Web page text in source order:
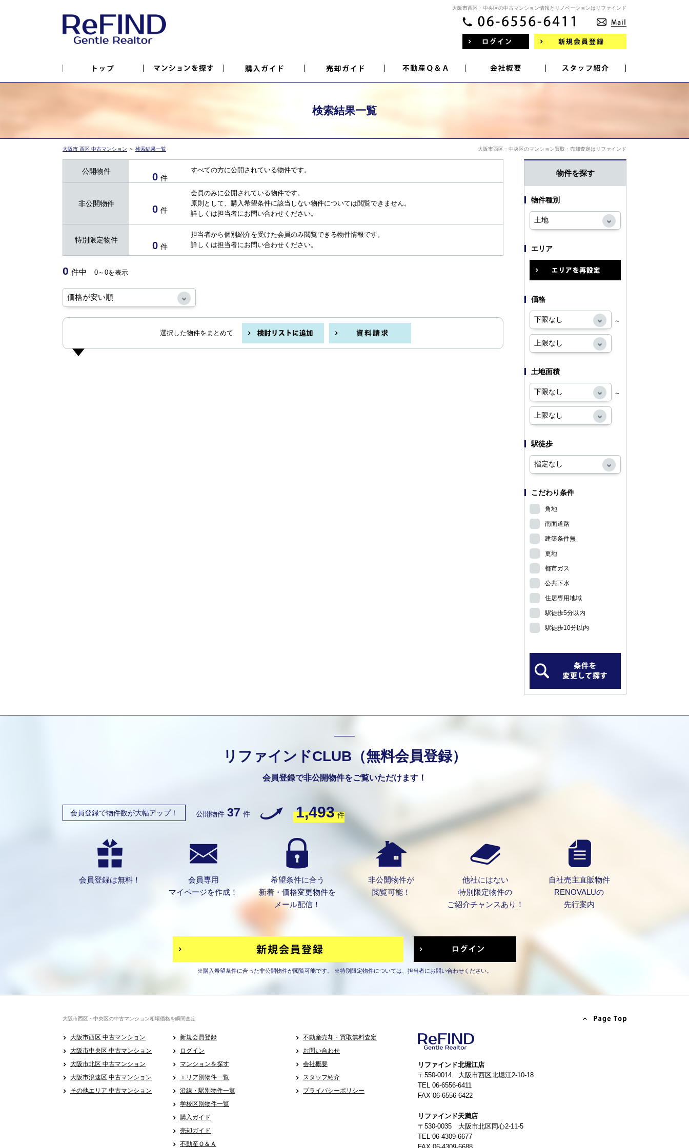
大阪市西区・中央区の中古マンション情報とリノベーションはリファインド
検索結果一覧
大阪市 西区 中古マンション ＞ 検索結果一覧 大阪市西区・中央区のマンション買取・売却査定はリファインド
公開物件 0 件
すべての方に公開されている物件です。
非公開物件 0 件
会員のみに公開されている物件です。
原則として、購入希望条件に該当しない物件については閲覧できません。
詳しくは担当者にお問い合わせください。
特別限定物件 0 件
担当者から個別紹介を受けた会員のみ閲覧できる物件情報です。
詳しくは担当者にお問い合わせください。
0 件中 0～0を表示
選択した物件をまとめて
物件を探す
物件種別
エリア
価格
～
土地面積
～
駅徒歩
こだわり条件
角地
南面道路
建築条件無
更地
都市ガス
公共下水
住居専用地域
駅徒歩5分以内
駅徒歩10分以内
リファインドCLUB（無料会員登録）
会員登録で非公開物件をご覧いただけます！
会員登録で物件数が大幅アップ！ 公開物件 37 件 1,493 件
会員登録は無料！
会員専用
マイページを作成！
希望条件に合う
新着・価格変更物件を
メール配信！
非公開物件が
閲覧可能！
他社にはない
特別限定物件の
ご紹介チャンスあり！
自社売主直販物件
RENOVALUの
先行案内
※購入希望条件に合った非公開物件が閲覧可能です。 ※特別限定物件については、担当者にお問い合わせください。
大阪市西区・中央区の中古マンション相場価格を瞬間査定
大阪市西区 中古マンション
大阪市中央区 中古マンション
大阪市北区 中古マンション
大阪市浪速区 中古マンション
その他エリア 中古マンション
新規会員登録
ログイン
マンションを探す
エリア別物件一覧
沿線・駅別物件一覧
学校区別物件一覧
購入ガイド
売却ガイド
不動産Ｑ＆Ａ
不動産売却・買取無料査定
お問い合わせ
会社概要
スタッフ紹介
プライバシーポリシー
リファインド北堀江店
〒550-0014 大阪市西区北堀江2-10-18
TEL 06-6556-6411
FAX 06-6556-6422
リファインド天満店
〒530-0035 大阪市北区同心2-11-5
TEL 06-4309-6677